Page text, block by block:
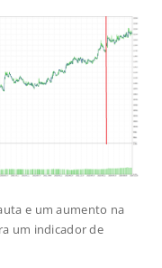
e um aumento na
um indicador de